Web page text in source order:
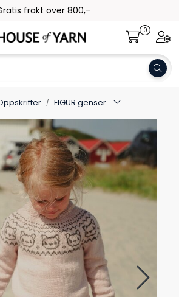
Frakt 79,-
0
FIGUR genser